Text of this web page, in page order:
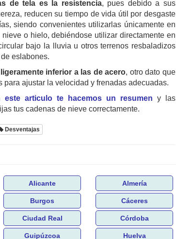
de tela es la resistencia, pues debido a sus
reducen su tiempo de vida útil por desgaste
siendo convenientes utilizarlas únicamente en
o hielo, debiéndose utilizar directamente en
bajo la lluvia u otros terrenos resbaladizos
eslabones.
inferior a las de acero, otro dato que
ajustar la velocidad y frenadas adecuadas.
este articulo te hacemos un resumen y las
tus cadenas de nieve correctamente.
Desventajas
Alicante Almería
Burgos Cáceres
Ciudad Real Córdoba
Guipúzcoa Huelva